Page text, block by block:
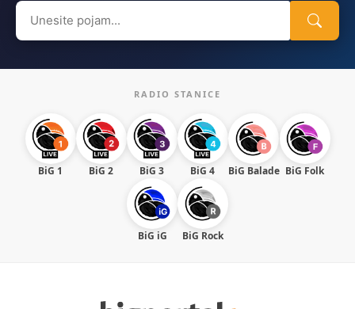
Search
for:
RADIO STANICE
BiG 1 BiG 2 BiG 3 BiG 4 BiG Balade BiG Folk
BiG iG BiG Rock